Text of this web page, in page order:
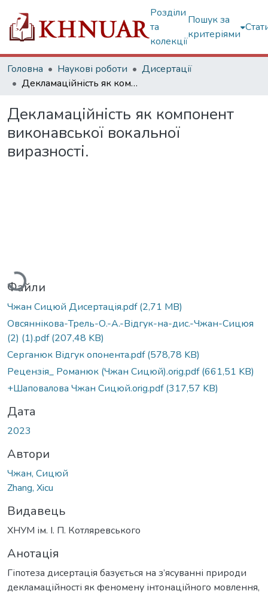
Розділи
та
колекції
Пошук за
критеріями
Головна Наукові роботи
Дисертації
Декламаційність як компонент виконавської вокальної виразності.
Декламаційність як компонент
виконавської вокальної
виразності.
Вантажиться...
Файли
Чжан Сицюй Дисертація.pdf(2,71 MB)
Овсяннікова-Трель-О.-А.-Відгук-на-дис.-Чжан-Сицюя
(2) (1).pdf(207,48 KB)
Серганюк Відгук опонента.pdf(578,78 KB)
Рецензія_ Романюк (Чжан Сицюй).orig.pdf(661,51 KB)
+Шаповалова Чжан Сицюй.orig.pdf(317,57 KB)
Дата
2023
Автори
Чжан, Сицюй
Zhang, Xicu
Видавець
ХНУМ ім. І. П. Котляревського
Анотація
Гіпотеза дисертація базується на з’ясуванні природи
декламаційності як феномену інтонаційного мовлення,